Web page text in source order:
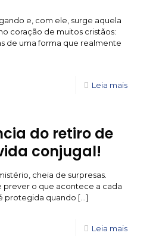
e, com ele, surge aquela
coração de muitos cristãos:
de uma forma que realmente
Leia mais
do retiro de
conjugal!
cheia de surpresas.
prever o que acontece a cada
protegida quando […]
Leia mais